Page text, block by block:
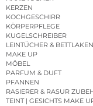
KERZEN
KOCHGESCHIRR
KÖRPERPFLEGE
KUGELSCHREIBER
LEINTÜCHER & BETTLAKEN
MAKE UP
MÖBEL
PARFUM & DUFT
PFANNEN
RASIERER & RASUR
TEINT | GESICHTS MAKE